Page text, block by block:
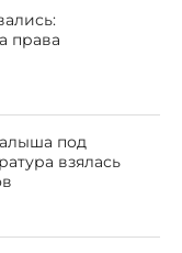
права
под
взялась